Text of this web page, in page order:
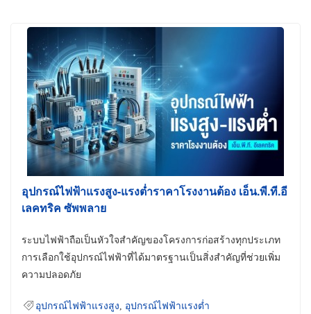
อุปกรณ์ไฟฟ้าแรงสูง-แรงต่ำราคาโรงงานต้อง เอ็น.พี.ที.อี
เลคทริค ซัพพลาย
ระบบไฟฟ้าถือเป็นหัวใจสำคัญของโครงการก่อสร้างทุกประเภท
การเลือกใช้อุปกรณ์ไฟฟ้าที่ได้มาตรฐานเป็นสิ่งสำคัญที่ช่วยเพิ่ม
ความปลอดภัย
อุปกรณ์ไฟฟ้าแรงสูง อุปกรณ์ไฟฟ้าแรงต่ำ